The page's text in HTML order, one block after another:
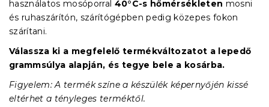
használatos mosóporral 40°C-s hőmérsékleten mosni
és ruhaszárítón, szárítógépben pedig közepes fokon
szárítani.
Válassza ki a megfelelő termékváltozatot a lepedő
grammsúlya alapján, és tegye bele a kosárba.
Figyelem: A termék színe a készülék képernyőjén kissé
eltérhet a tényleges terméktől.